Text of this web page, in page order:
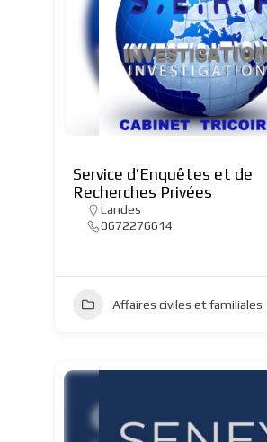
Service d’Enquêtes et de
Recherches Privées
Landes
0672276614
Affaires civiles et familiales